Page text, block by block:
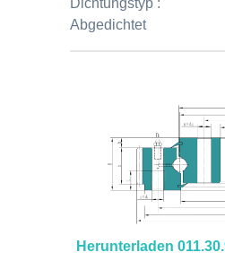
Dichtungstyp :
Abgedichtet
Herunterladen